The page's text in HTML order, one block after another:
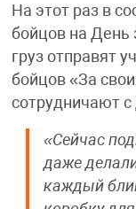
На этот раз в
бойцов на День
груз отправят
бойцов «За
сотрудничают с
«Сейчас
даже
каждый